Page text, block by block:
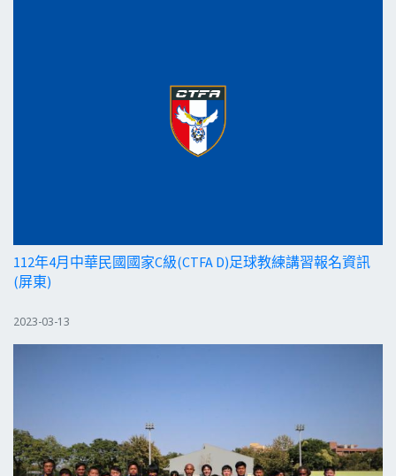
112年4月中華民國國家C級(CTFA D)足球教練講習報名資訊
(屏東)
2023-03-13